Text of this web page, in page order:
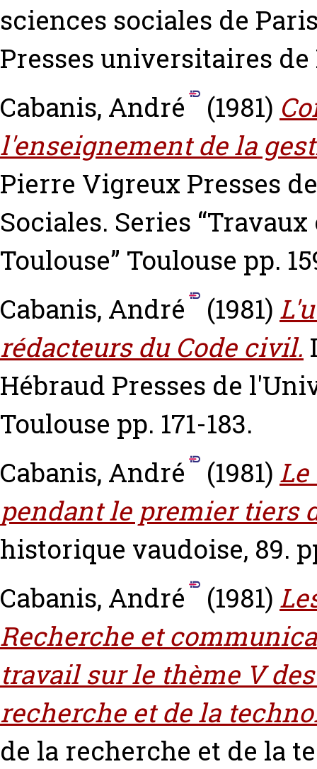
sciences sociales de
Presses universitaires
Cabanis, André
(1981)
l'enseignement de la
Pierre Vigreux Presses
Sociales. Series
Toulouse” Toulouse pp.
Cabanis, André
(1981)
rédacteurs du Code civil.
Hébraud Presses de
Toulouse pp. 171-183.
Cabanis, André
(1981)
pendant le premier tiers
historique vaudoise, 89.
Cabanis, André
(1981)
Recherche et
travail sur le thème V
recherche et de la
de la recherche et de la